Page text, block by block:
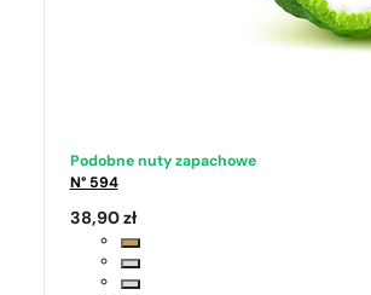
Podobne nuty zapachowe
N° 594
38,90 zł